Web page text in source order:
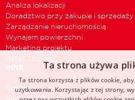
Analiza lokalizacji
Doradztwo przy zakupie i sprzedaży
Zarządzanie nieruchomością
Wynajem powierzchni
Marketing projektu
Retail Therapy
INNE
Kontakt
Raporty C&W
Ta strona używa
Ta strona korzysta z plików cookie,
użytkowania. Korzystając z tej strony,